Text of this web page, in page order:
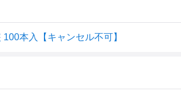
本入【キャンセル不可】